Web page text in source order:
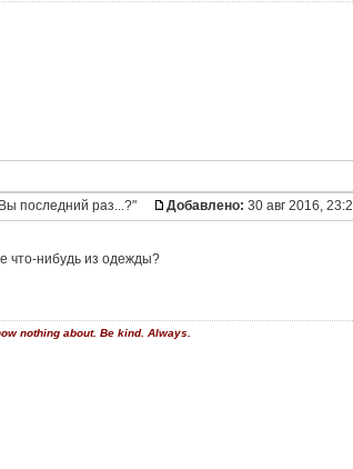
последний раз...?" Добавлено: 30 авг 2016,
что-нибудь из одежды?
nothing about. Be kind. Always.